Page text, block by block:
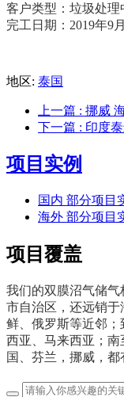
客户类型：垃圾处理
完工日期：2019年9月
地区: 泰国
上一篇 : 挪威
下一篇 : 印度
项目实例
国内 部分项目
海外 部分项目
项目覆盖
我们的双膜沼气储
市自治区，还远销
鲜、俄罗斯等近邻；
西亚、马来西亚；
国、芬兰，挪威，都